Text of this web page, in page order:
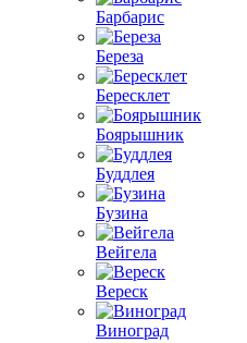
Барбарис
Береза
Бересклет
Боярышник
Буддлея
Бузина
Вейгела
Вереск
Виноград